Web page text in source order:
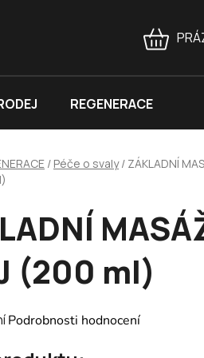
NÁKUPNÍ
KOŠÍK
REGENERACE
/ Péče o svaly / ZÁKLADNÍ
(200 ml)
Podrobnosti hodnocení